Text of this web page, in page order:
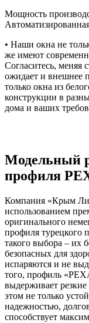
Мощность
• Наши окна не
же имеют
Согласитесь, меняя
ожидает и внешнее
только окна из
конструкции в
дома и ваших
Модельный
профиля
Компания «Крым
использованием
оригинального
профиля турецкого
такого выбора – их
безопасных для
испаряются и не
того, профиль
выдерживает
этом не только
надежностью,
способствует